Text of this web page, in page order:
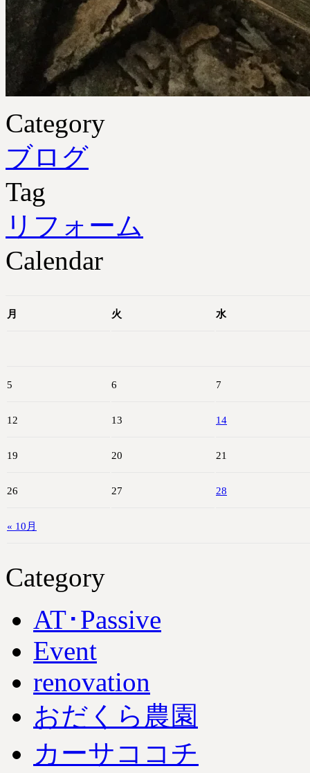
Category
ブログ
Tag
リフォーム
Calendar
月 火 水
« 10月
5 6 7
12 13 14
19 20 21
26 27 28
Category
AT･Passive
Event
renovation
おだくら農園
カーサココチ